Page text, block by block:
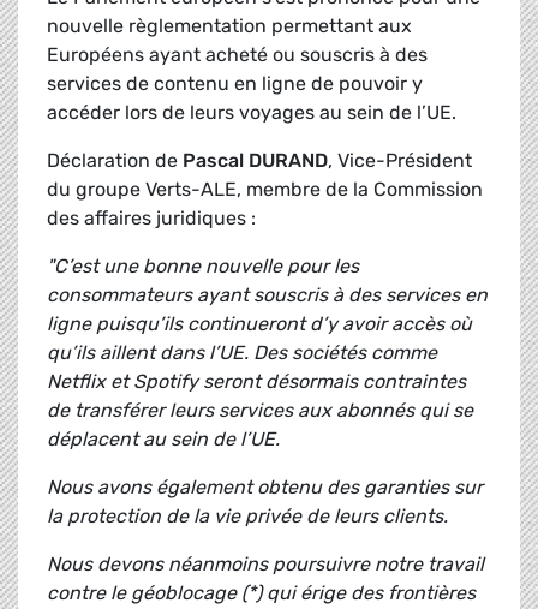
nouvelle règlementation permettant aux
Européens ayant acheté ou souscris à des
services de contenu en ligne de pouvoir y
accéder lors de leurs voyages au sein de l’UE.
Déclaration de Pascal DURAND, Vice-Président
du groupe Verts-ALE, membre de la Commission
des affaires juridiques :
"C’est une bonne nouvelle pour les
consommateurs ayant souscris à des services en
ligne puisqu’ils continueront d’y avoir accès où
qu’ils aillent dans l’UE. Des sociétés comme
Netflix et Spotify seront désormais contraintes
de transférer leurs services aux abonnés qui se
déplacent au sein de l’UE.
Nous avons également obtenu des garanties sur
la protection de la vie privée de leurs clients.
Nous devons néanmoins poursuivre notre travail
contre le géoblocage (*) qui érige des frontières